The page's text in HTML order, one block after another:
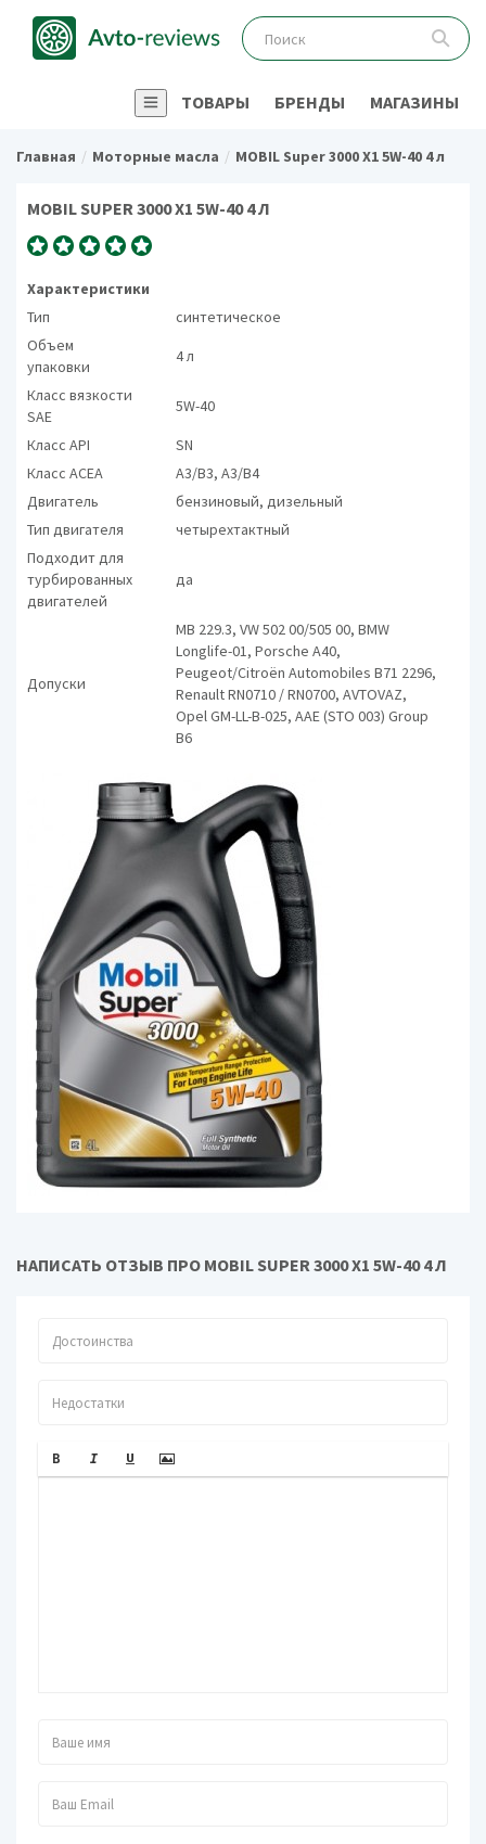
ТОВАРЫ БРЕНДЫ МАГАЗИНЫ
Главная Моторные масла MOBIL Super 3000 X1 5W-40 4 л
MOBIL SUPER 3000 X1 5W-40 4 Л
Характеристики
Тип
синтетическое
Объем
упаковки
4 л
Класс вязкости
SAE
5W-40
Класс API
SN
Класс ACEA
A3/B3, A3/B4
Двигатель
бензиновый, дизельный
Тип двигателя
четырехтактный
Подходит для
турбированных
двигателей
да
Допуски
MB 229.3, VW 502 00/505 00, BMW
Longlife-01, Porsche A40,
Peugeot/Citroën Automobiles B71 2296,
Renault RN0710 / RN0700, AVTOVAZ,
Opel GM-LL-B-025, AAE (STO 003) Group
B6
НАПИСАТЬ ОТЗЫВ ПРО MOBIL SUPER 3000 X1 5W-40 4 Л